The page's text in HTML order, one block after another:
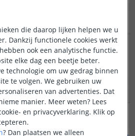
die daarop lijken helpen we u
Dankzij functionele cookies werkt
ook een analytische functie.
elke dag een beetje beter.
technologie om uw gedrag binnen
te volgen. We gebruiken uw
van advertenties. Dat
manier. Meer weten? Lees
en privacyverklaring. Klik op
? Dan plaatsen we alleen